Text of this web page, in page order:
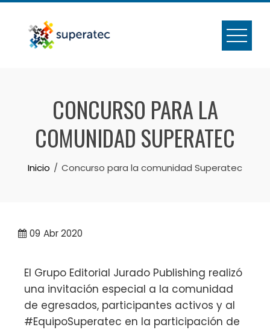
CONCURSO PARA LA
COMUNIDAD SUPERATEC
Inicio Concurso para la comunidad Superatec
09 Abr 2020
El Grupo Editorial Jurado Publishing realizó
una invitación especial a la comunidad
de egresados, participantes activos y al
#EquipoSuperatec en la participación de